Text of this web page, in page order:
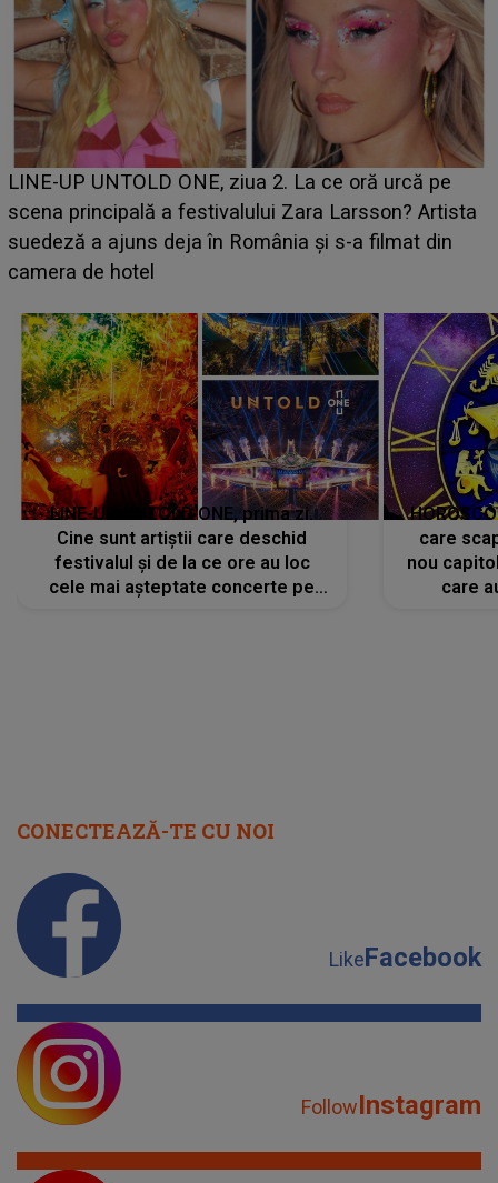
Ce a dezvăluit noua concurentă din "Casa Iubirii" l-a
luat prin surprindere pe Emanuel. CINE ESTE
BĂIATUL VIZAT de Alexandra?! Aflându-se în fața
faptului împlinit, A RECUNOSCUT IMEDIAT: "Am
LINE-UP UNTOLD ONE, prima zi.
Cine sunt artiștii care deschid
festivalul și de la ce ore au loc
cele mai așteptate concerte pe
care
nou
care
CONECTEAZĂ-TE CU NOI
LikeFacebook
FollowInstagram